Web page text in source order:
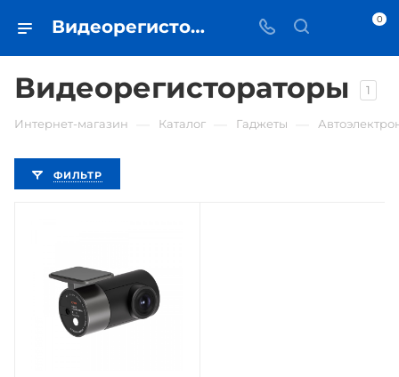
Видеорегистораторы • купить в Самаре по низкой цене - iЧехол 0
Видеорегистораторы 1
Интернет-магазин Каталог Гаджеты
ФИЛЬТР